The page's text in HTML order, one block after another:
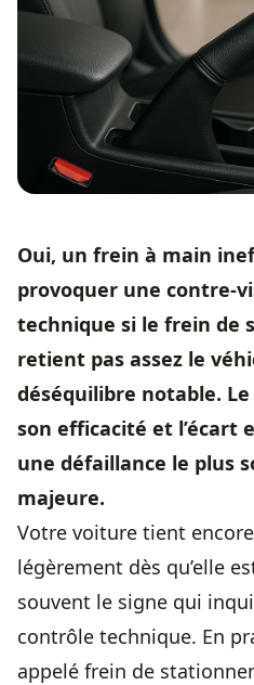
Oui, un frein à main
provoquer une contre-
technique si le frein de
retient pas assez le
déséquilibre notable.
son efficacité et l’écart
une défaillance le plus
majeure.
Votre voiture tient
légèrement dès qu’elle
souvent le signe qui
contrôle technique. En
appelé frein de